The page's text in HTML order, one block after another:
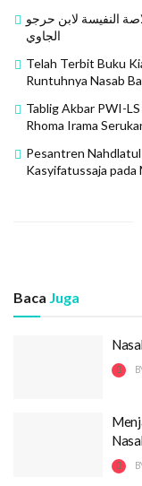
النفيسة لابن حرجو
الجاوي
Telah Terbit Buku
Runtuhnya Nasab
Tablig Akbar PWI-
Rhoma Irama
Pesantren
Kasyifatussaja
Baca Juga